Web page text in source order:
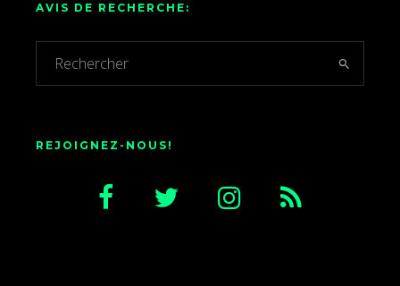
AVIS DE RECHERCHE:
REJOIGNEZ-NOUS!